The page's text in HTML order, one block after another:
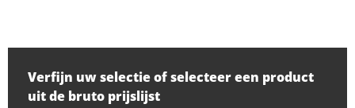
Verfijn uw selectie of selecteer een product
uit de bruto prijslijst